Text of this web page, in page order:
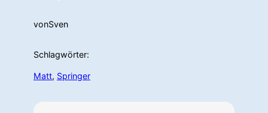
vonSven
Schlagwörter:
Matt, Springer